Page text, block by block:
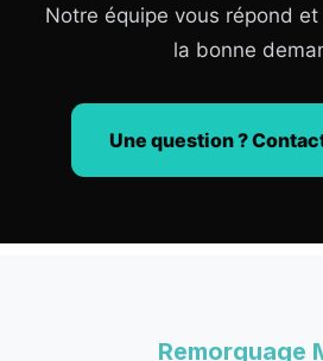
Notre équipe vous répond
la bonne
Une question ?
Remorquage